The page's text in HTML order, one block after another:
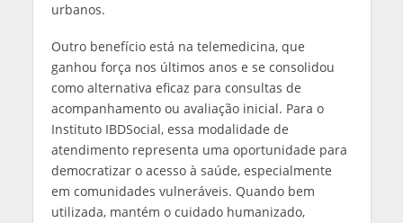
urbanos.
Outro benefício está na telemedicina, que
ganhou força nos últimos anos e se consolidou
como alternativa eficaz para consultas de
acompanhamento ou avaliação inicial. Para o
Instituto IBDSocial, essa modalidade de
atendimento representa uma oportunidade para
democratizar o acesso à saúde, especialmente
em comunidades vulneráveis. Quando bem
utilizada, mantém o cuidado humanizado,